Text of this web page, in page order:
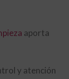
aporta
y atención